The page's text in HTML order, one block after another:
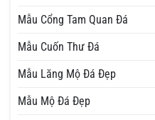
Mẫu Cổng Tam Quan Đá
Mẫu Cuốn Thư Đá
Mẫu Lăng Mộ Đá Đẹp
Mẫu Mộ Đá Đẹp